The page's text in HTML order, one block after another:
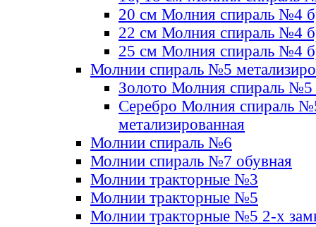
20 см Молния спираль №4
22 см Молния спираль №4
25 см Молния спираль №4
Молнии спираль №5
Золото Молния спираль №5
Серебро Молния спираль
метализированная
Молнии спираль №6
Молнии спираль №7 обувная
Молнии тракторные №3
Молнии тракторные №5
Молнии тракторные №5 2-х